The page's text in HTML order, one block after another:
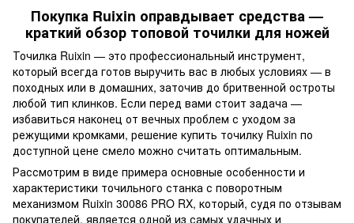
Покупка Ruixin оправдывает средства —
краткий обзор топовой точилки для ножей
Точилка Ruixin — это профессиональный инструмент,
который всегда готов выручить вас в любых условиях — в
походных или в домашних, заточив до бритвенной остроты
любой тип клинков. Если перед вами стоит задача —
избавиться наконец от вечных проблем с уходом за
режущими кромками, решение купить точилку Ruixin по
доступной цене смело можно считать оптимальным.
Рассмотрим в виде примера основные особенности и
характеристики точильного станка с поворотным
механизмом Ruixin 30086 PRO RX, который, судя по отзывам
покупателей, является одной из самых удачных и